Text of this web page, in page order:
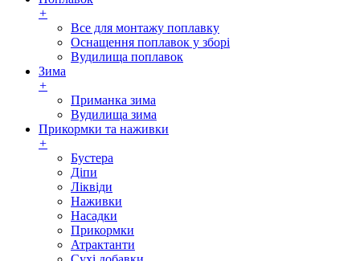
+
Все для монтажу поплавку
Оснащення поплавок у зборі
Вудилища поплавок
Зима
+
Приманка зима
Вудилища зима
Прикормки та наживки
+
Бустера
Діпи
Ліквіди
Наживки
Насадки
Прикормки
Атрактанти